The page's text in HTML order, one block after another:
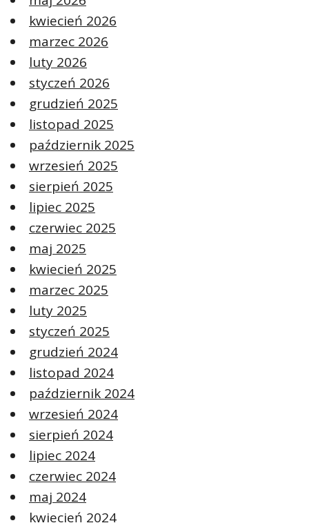
kwiecień 2026
marzec 2026
luty 2026
styczeń 2026
grudzień 2025
listopad 2025
październik 2025
wrzesień 2025
sierpień 2025
lipiec 2025
czerwiec 2025
maj 2025
kwiecień 2025
marzec 2025
luty 2025
styczeń 2025
grudzień 2024
listopad 2024
październik 2024
wrzesień 2024
sierpień 2024
lipiec 2024
czerwiec 2024
maj 2024
kwiecień 2024